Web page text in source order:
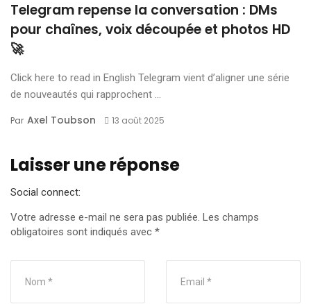
Telegram repense la conversation : DMs
pour chaînes, voix découpée et photos HD
🚀
Click here to read in English Telegram vient d’aligner une série
de nouveautés qui rapprochent ...
Par Axel Toubson 13 août 2025
Laisser une réponse
Social connect:
Votre adresse e-mail ne sera pas publiée. Les champs
obligatoires sont indiqués avec *